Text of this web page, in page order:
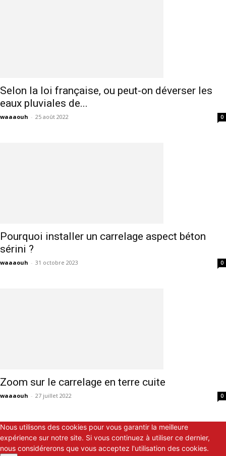
Selon la loi française, ou peut-on déverser les
eaux pluviales de...
waaaouh - 25 août 2022 0
Pourquoi installer un carrelage aspect béton
sérini ?
waaaouh - 31 octobre 2023 0
Zoom sur le carrelage en terre cuite
waaaouh - 27 juillet 2022 0
Nous utilisons des cookies pour vous garantir la meilleure
expérience sur notre site. Si vous continuez à utiliser ce dernier,
nous considérerons que vous acceptez l'utilisation des cookies.